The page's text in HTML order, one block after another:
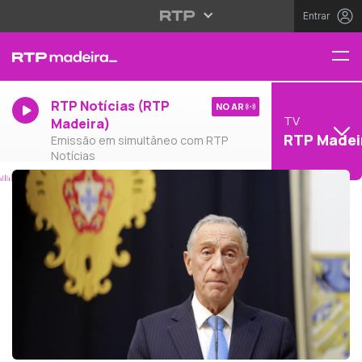
Entrar
RTP Notícias (RTP
Madeira)
Emissão em simultâneo com RTP
Notícias
NO AR
TV
RTP